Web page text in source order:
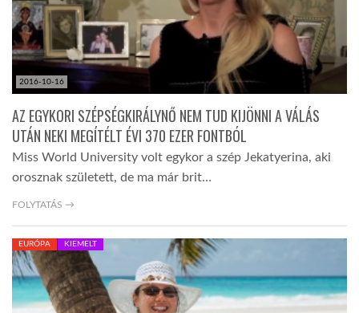
2016-10-16
AZ EGYKORI SZÉPSÉGKIRÁLYNŐ NEM TUD KIJÖNNI A VÁLÁS
UTÁN NEKI MEGÍTÉLT ÉVI 370 EZER FONTBÓL
Miss World University volt egykor a szép Jekatyerina, aki
orosznak született, de ma már brit…
FOLYTATÁS →
EURÓPA KIEMELT